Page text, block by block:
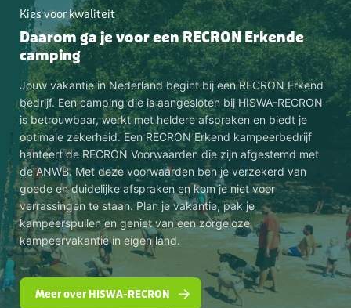
Kies voor kwaliteit
Daarom ga je voor een RECRON Erkende
camping
Jouw vakantie in Nederland begint bij een RECRON Erkend
bedrijf. Een camping die is aangesloten bij HISWA-RECRON
is betrouwbaar, werkt met heldere afspraken en biedt je
optimale zekerheid. Een RECRON Erkend kampeerbedrijf
hanteert de RECRON Voorwaarden die zijn afgestemd met
de ANWB. Met deze voorwaarden ben je verzekerd van
goede en duidelijke afspraken en kom je niet voor
verrassingen te staan. Plan je vakantie, pak je
kampeerspullen en geniet van een zorgeloze
kampeervakantie in eigen land.
Meer over HISWA-RECRON